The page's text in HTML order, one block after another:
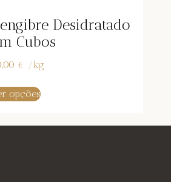
Desidratado
Cubos
€ /kg
opções